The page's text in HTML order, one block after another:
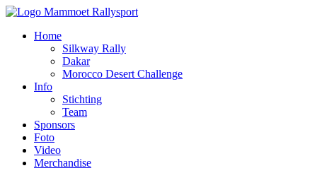
Home
Silkway Rally
Dakar
Morocco Desert Challenge
Info
Stichting
Team
Sponsors
Foto
Video
Merchandise